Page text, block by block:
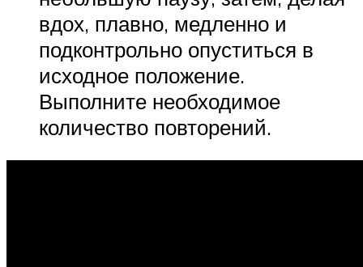
вдох, плавно, медленно и
подконтрольно опуститься в
исходное положение.
Выполните необходимое
количество повторений.